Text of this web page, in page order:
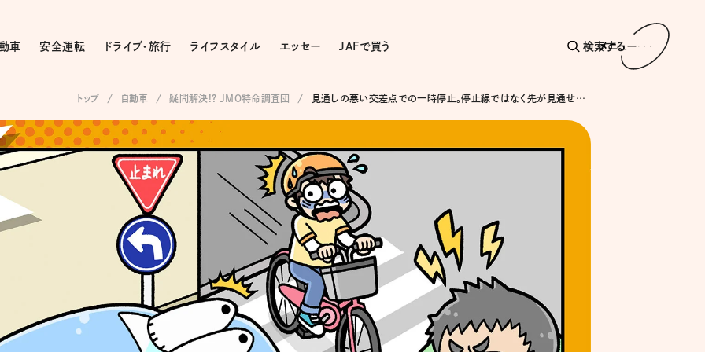
車 安全運転 ドライブ・旅行 ライフスタイル エッセー JAFで買う 検索する
メニュー
トップ 自動車 疑問解決!? JMO特命調査団 見通しの悪い交差点での一時停止。停止線ではなく先が見通せる位置で止まってませんか？